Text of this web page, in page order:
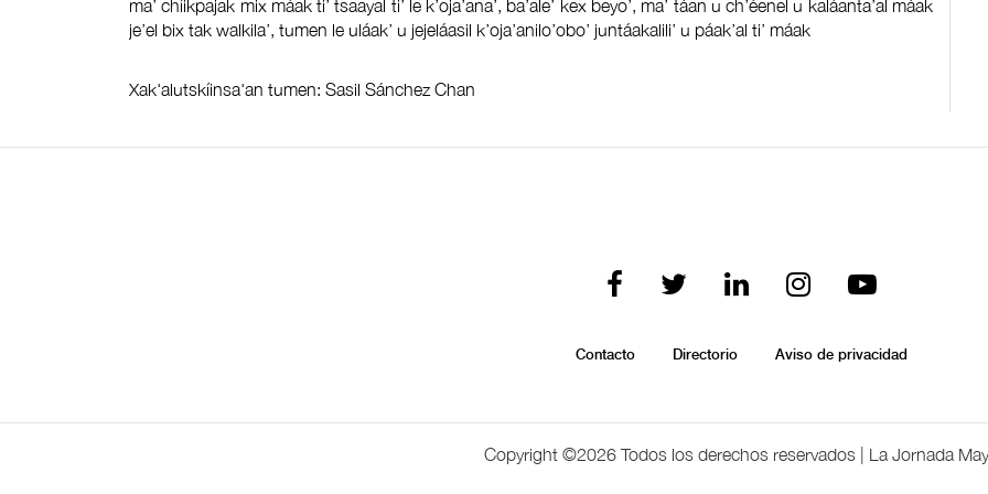
ma’ chíikpajak mix máak ti’ tsaayal ti’ le k’oja’ana’, ba’ale’ kex beyo’, ma’ táan u ch’éenel u kaláanta’al máak
je’el bix tak walkila’, tumen le uláak’ u jejeláasil k’oja’anilo’obo’ juntáakalili’ u páak’al ti’ máak
Xak'alutskíinsa'an tumen: Sasil Sánchez Chan
Contacto Directorio Aviso de privacidad
Copyright ©2026 Todos los derechos reservados | La Jornada